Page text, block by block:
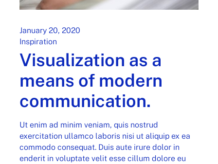
January 20, 2020
Inspiration
Visualization as a
means of modern
communication.
Ut enim ad minim veniam, quis nostrud
exercitation ullamco laboris nisi ut aliquip ex ea
commodo consequat. Duis aute irure dolor in
enderit in voluptate velit esse cillum dolore eu